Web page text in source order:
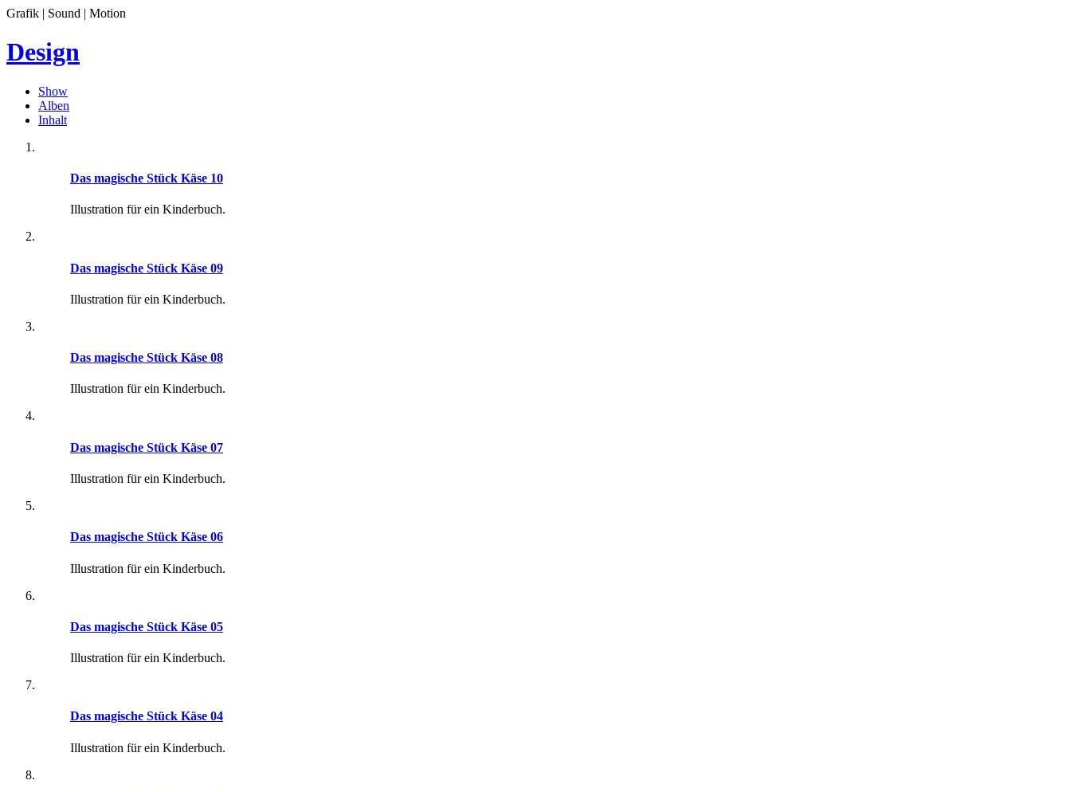
Grafik | Sound | Motion
Design
Show
Alben
Inhalt
Das magische Stück Käse 10
Illustration für ein Kinderbuch.
Das magische Stück Käse 09
Illustration für ein Kinderbuch.
Das magische Stück Käse 08
Illustration für ein Kinderbuch.
Das magische Stück Käse 07
Illustration für ein Kinderbuch.
Das magische Stück Käse 06
Illustration für ein Kinderbuch.
Das magische Stück Käse 05
Illustration für ein Kinderbuch.
Das magische Stück Käse 04
Illustration für ein Kinderbuch.